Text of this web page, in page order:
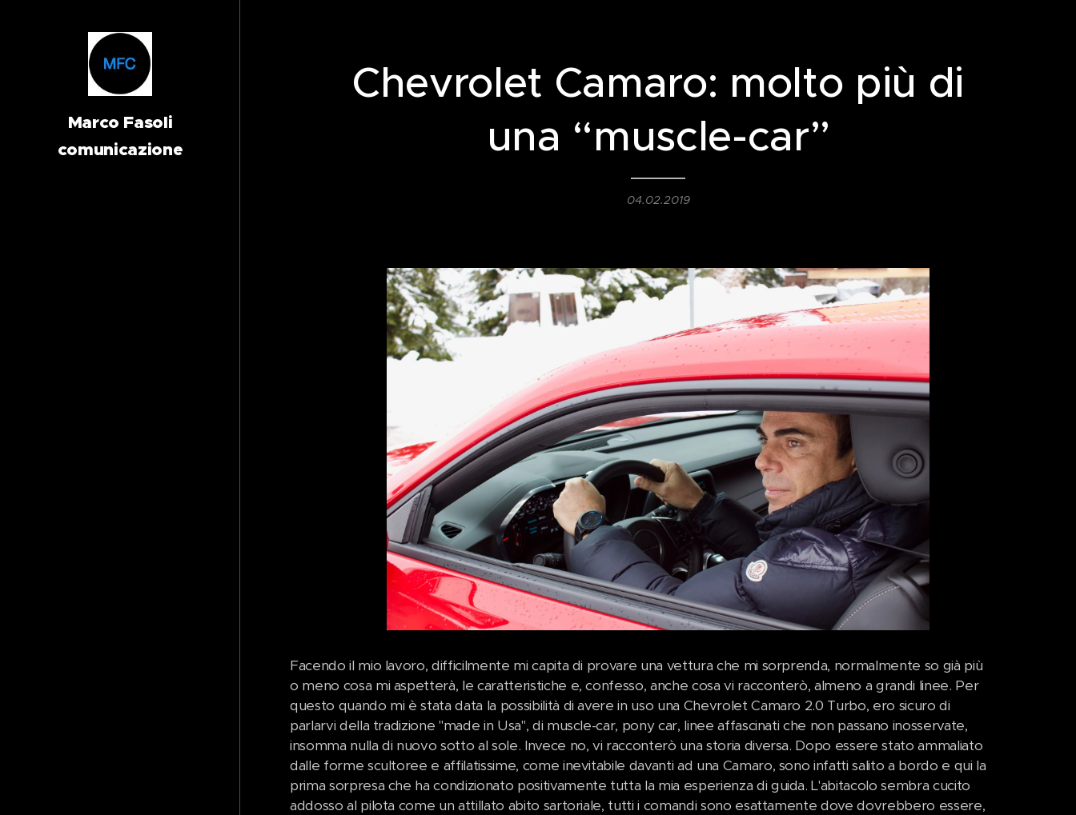
Marco Fasoli
comunicazione
Chevrolet Camaro: molto più di
una “muscle-car”
04.02.2019
Facendo il mio lavoro, difficilmente mi capita di provare una vettura che mi sorprenda, normalmente so già più
o meno cosa mi aspetterà, le caratteristiche e, confesso, anche cosa vi racconterò, almeno a grandi linee. Per
questo quando mi è stata data la possibilità di avere in uso una Chevrolet Camaro 2.0 Turbo, ero sicuro di
parlarvi della tradizione "made in Usa", di muscle-car, pony car, linee affascinati che non passano inosservate,
insomma nulla di nuovo sotto al sole. Invece no, vi racconterò una storia diversa. Dopo essere stato ammaliato
dalle forme scultoree e affilatissime, come inevitabile davanti ad una Camaro, sono infatti salito a bordo e qui la
prima sorpresa che ha condizionato positivamente tutta la mia esperienza di guida. L'abitacolo sembra cucito
addosso al pilota come un attillato abito sartoriale, tutti i comandi sono esattamente dove dovrebbero essere,